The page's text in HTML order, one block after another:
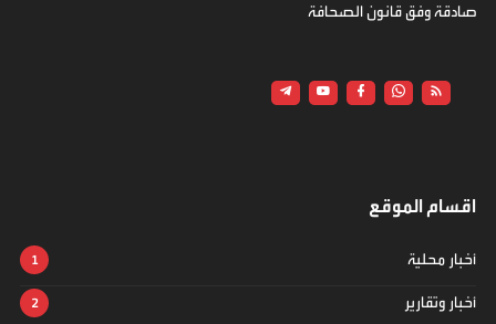
صادقة وفق قانون الصحافة
اقسام الموقع
أخبار محلية
أخبار وتقارير